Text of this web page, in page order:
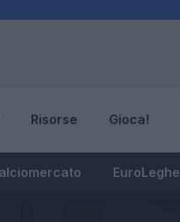
Risorse Gioca!
EuroLeghe